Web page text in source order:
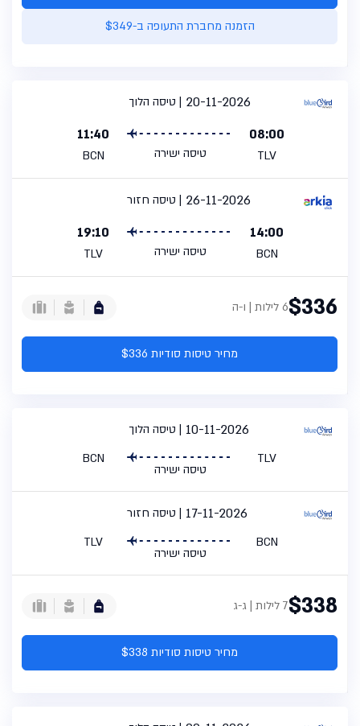
הזמנה מחברת התעופה ב-$349
טיסה הלוך
20-11-2026
08:00
TLV טיסה ישירה
11:40
BCN
טיסה חזור
26-11-2026
14:00
BCN טיסה ישירה
19:10
TLV
$3366 לילות | ו-ה
מחיר טיסות סודיות $336
טיסה הלוך 10-11-2026
TLV
טיסה ישירה
BCN
טיסה חזור 17-11-2026
BCN
טיסה ישירה
TLV
$3387 לילות | ג-ג
מחיר טיסות סודיות $338